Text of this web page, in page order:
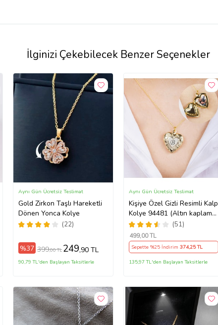
İlginizi Çekebilecek Benzer Seçenekler
Gold Zirkon Taşlı Hareketli
Dönen Yonca Kolye
(22)
Aynı Gün Ücretsiz Teslimat
%37 399,00 TL 249,90 TL
90,79 TL'den Başlayan Taksitlerle
Kişiye Özel Gizli Resimli Kalp
Kolye 94481 (Altın kaplama)
(Pembe)
(51)
Aynı Gün Ücretsiz Teslimat
499,00 TL
Sepette %25 İndirim 374,25 TL
135,97 TL'den Başlayan Taksitlerle